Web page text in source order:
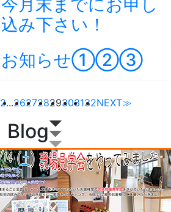
今月末までにお申し
込み下さい！
お知らせ①②③
2...26272829303132NEXT≫
Blog